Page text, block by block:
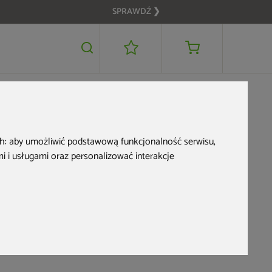
aby umożliwić podstawową funkcjonalność serwisu,
i usługami oraz personalizować interakcje
SPRAWDŹ ❯